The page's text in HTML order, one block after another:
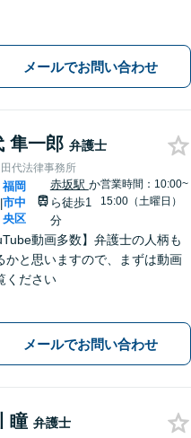
い。
メールでお問い合わせ
隼一郎 弁護士
代法律事務所
|
福岡
市中
央区
赤坂駅 か
ら徒歩1
分
営業時間：10:00~
15:00（土曜日）
動画多数】弁護士の人柄も
かと思いますので、まずは動画
ください
メールでお問い合わせ
瞳 弁護士